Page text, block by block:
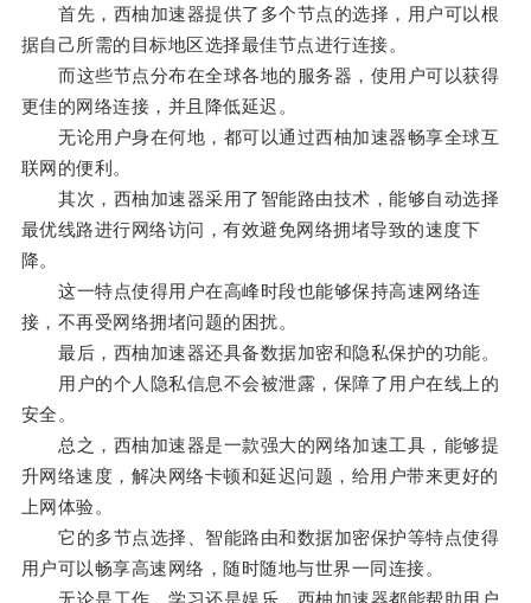
首先，西柚加速器提供了多个节点的选择，用户可以根
据自己所需的目标地区选择最佳节点进行连接。
而这些节点分布在全球各地的服务器，使用户可以获得
更佳的网络连接，并且降低延迟。
无论用户身在何地，都可以通过西柚加速器畅享全球互
联网的便利。
其次，西柚加速器采用了智能路由技术，能够自动选择
最优线路进行网络访问，有效避免网络拥堵导致的速度下
降。
这一特点使得用户在高峰时段也能够保持高速网络连
接，不再受网络拥堵问题的困扰。
最后，西柚加速器还具备数据加密和隐私保护的功能。
用户的个人隐私信息不会被泄露，保障了用户在线上的
安全。
总之，西柚加速器是一款强大的网络加速工具，能够提
升网络速度，解决网络卡顿和延迟问题，给用户带来更好的
上网体验。
它的多节点选择、智能路由和数据加密保护等特点使得
用户可以畅享高速网络，随时随地与世界一同连接。